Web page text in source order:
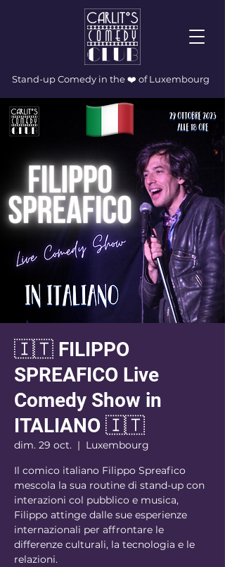
Stand-up Comedy in the ❤️ of Luxembourg
🇮🇹 FILIPPO
SPREAFICO Live
Comedy Show in
ITALIANO 🇮🇹
dim. 29 oct.
  |
Luxembourg
Il comico italiano Filippo Spreafico
mescola la sua routine di stand-up con
interazioni col pubblico e musica,
Filippo attinge dalle sue esperienze
internazionali per affrontare le
differenze culturali, la tecnologia e le
relazioni.